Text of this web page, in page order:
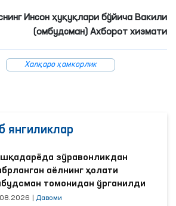
Инсон ҳуқуқлари бўйича Вакили
(омбудсман) Ахборот хизмати
Халқаро ҳамкорлик
янгиликлар
зўравонликдан
аёлнинг ҳолати
томонидан ўрганилди
Давоми